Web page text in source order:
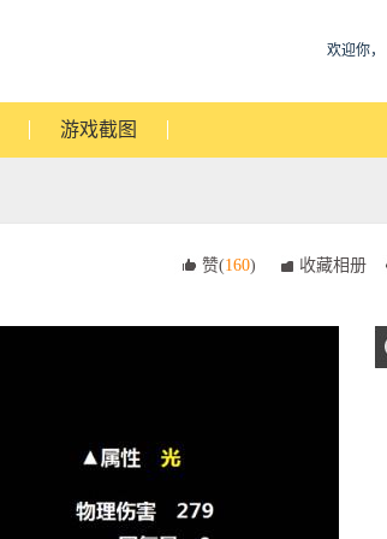
欢迎你，
游戏截图
赞(160) 收藏相册